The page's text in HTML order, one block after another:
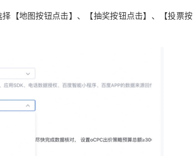
【地图按钮点击】、【抽奖按钮点击】、【投票按